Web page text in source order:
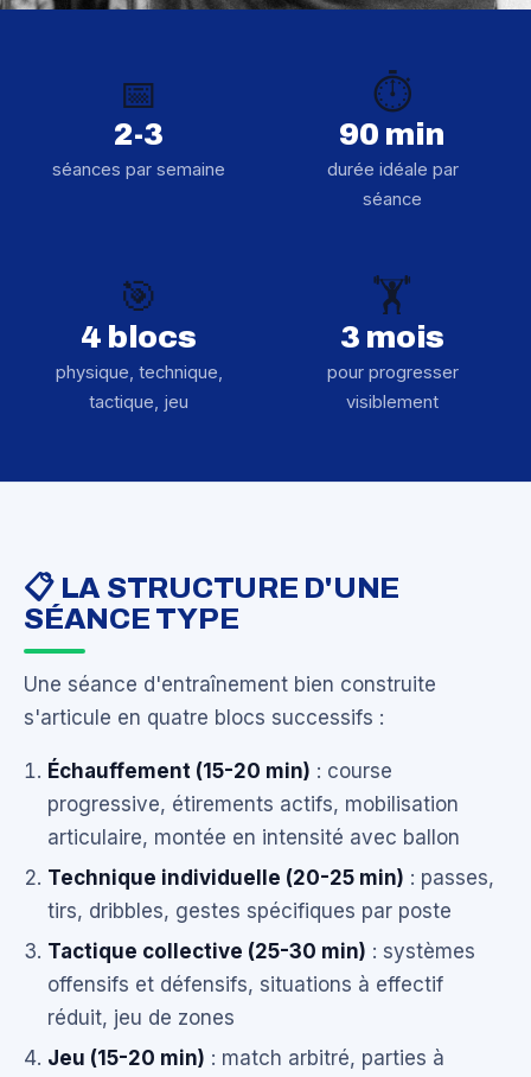
📅
2-3
séances par semaine
⏱️
90 min
durée idéale par
séance
🎯
4 blocs
physique, technique,
tactique, jeu
🏋️
3 mois
pour progresser
visiblement
📋 LA STRUCTURE D'UNE
SÉANCE TYPE
Une séance d'entraînement bien construite
s'articule en quatre blocs successifs :
Échauffement (15-20 min) : course
progressive, étirements actifs, mobilisation
articulaire, montée en intensité avec ballon
Technique individuelle (20-25 min) : passes,
tirs, dribbles, gestes spécifiques par poste
Tactique collective (25-30 min) : systèmes
offensifs et défensifs, situations à effectif
réduit, jeu de zones
Jeu (15-20 min) : match arbitré, parties à